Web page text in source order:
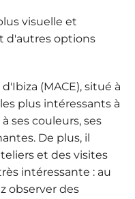
visuelle et
d'autres options
(MACE), situé à
plus intéressants à
ses couleurs, ses
De plus, il
et des visites
intéressante : au
observer des